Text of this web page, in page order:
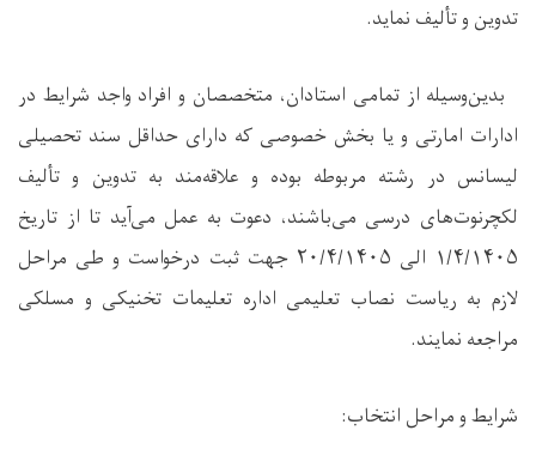
تدوین و تألیف نماید.
بدین‌وسیله از تمامی استادان، متخصصان و افراد واجد شرایط در
ادارات امارتی و یا بخش خصوصی که دارای حداقل سند تحصیلی
لیسانس در رشته مربوطه بوده و علاقه‌مند به تدوین و تألیف
لکچرنوت‌های درسی می‌باشند، دعوت به عمل می‌آید تا از تاریخ
۱/۴/۱۴۰۵ الی ۲۰/۴/۱۴۰۵ جهت ثبت درخواست و طی مراحل
لازم به ریاست نصاب تعلیمی اداره تعلیمات تخنیکی و مسلکی
مراجعه نمایند.
شرایط و مراحل انتخاب: